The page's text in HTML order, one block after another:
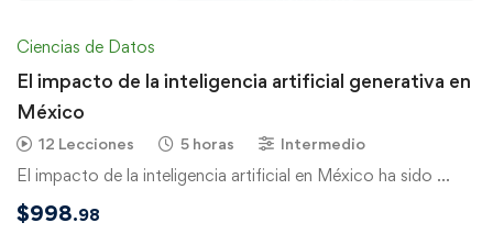
Ciencias de Datos
El impacto de la inteligencia artificial generativa en
México
12 Lecciones 5 horas Intermedio
El impacto de la inteligencia artificial en México ha sido …
$998.98